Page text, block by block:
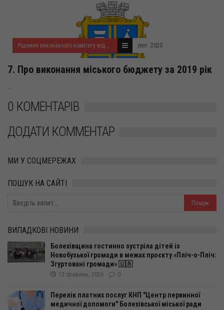
Рішення виконавчого комітету від 20.02.2020 року лют. 2020
7. Про виконання міського бюджету за 2019 рік
0 КОМЕНТАРІВ
ДОДАТИ КОММЕНТАР
МИ У СОЦМЕРЕЖАХ
ПОШУК НА САЙТІ
ВИПАДКОВІ НОВИНИ
Болехівщина гостинно зустріла дітей із
Новобузької громади в межах проєкту «Пліч-о-Пліч:
Згуртовані громади» 🇺🇦
13 травень, 2026 0
Перелік платних послуг КНП "Центр первинної
медичної допомоги" Болехівської міської ради